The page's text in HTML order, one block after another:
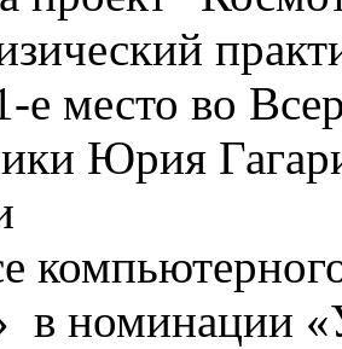
е место во
Юрия
в номинации